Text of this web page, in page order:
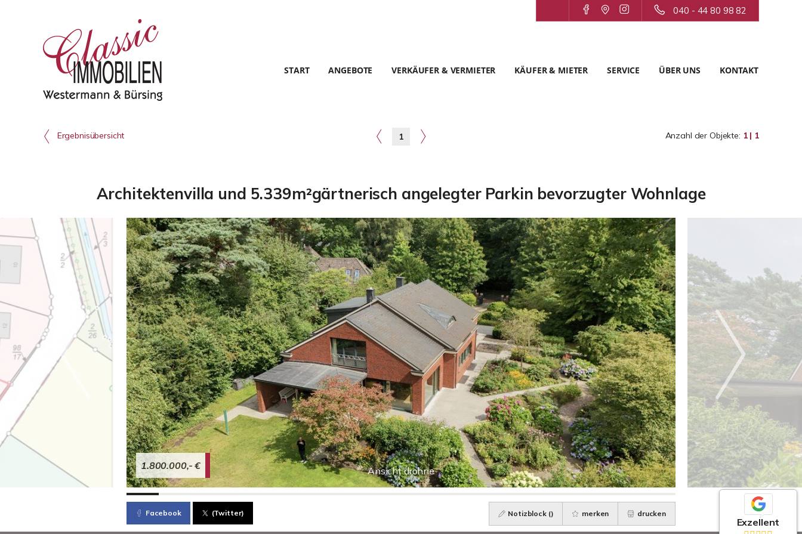
040 - 44 80 98 82
START ANGEBOTE VERKÄUFER & VERMIETER KÄUFER & MIETER SERVICE ÜBER UNS KONTAKT
Ergebnisübersicht 1 Anzahl der Objekte: 1 | 1
Architektenvilla und 5.339m²gärtnerisch angelegter Parkin bevorzugter Wohnlage
Ansicht drohne
1.800.000,- €
Facebook (Twitter) Notizblock () merken drucken
Exzellent